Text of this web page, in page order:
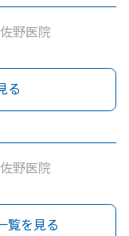
野医院
る
野医院
覧を見る